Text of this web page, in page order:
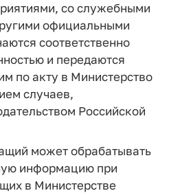
со служебными
официальными
соответственно
и передаются
по акту в Министерство
случаев,
Российской
может обрабатывать
информацию при
в Министерстве